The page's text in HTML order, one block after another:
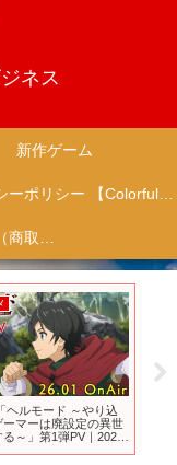
ネス
新作ゲーム
プライバシーポリシー 【Colorful Creation】
特定商取引法に基づく表記（商取引に関する開示）
ヘルモード ～やり込
ーマーは廃設定の異世
～」第1弾PV｜2026